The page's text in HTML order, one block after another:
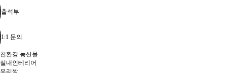
출석부
1:1 문의
친환경 농산물
실내인테리어
우리쌀